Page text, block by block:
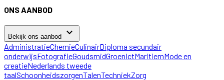
ONS AANBOD
Bekijk ons aanbod keyboard_arrow_down
AdministratieChemieCulinairDiploma secundair
onderwijsFotografieGoudsmidGroenIctMaritiemMode en
creatieNederlands tweede
taalSchoonheidszorgenTalenTechniekZorg